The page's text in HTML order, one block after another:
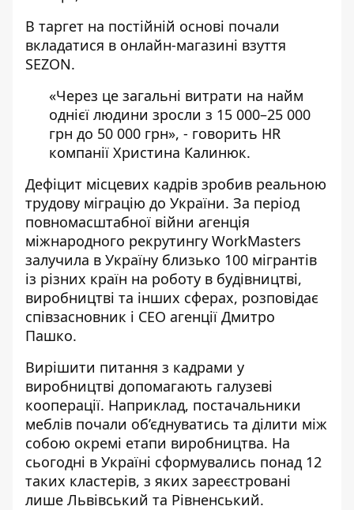
В таргет на постійній основі почали
вкладатися в онлайн-магазині взуття
SEZON.
«Через це загальні витрати на найм
однієї людини зросли з 15 000–25 000
грн до 50 000 грн», - говорить HR
компанії Христина Калинюк.
Дефіцит місцевих кадрів зробив реальною
трудову міграцію до України. За період
повномасштабної війни агенція
міжнародного рекрутингу WorkMasters
залучила в Україну близько 100 мігрантів
із різних країн на роботу в будівництві,
виробництві та інших сферах, розповідає
співзасновник і СЕО агенції Дмитро
Пашко.
Вирішити питання з кадрами у
виробництві допомагають галузеві
кооперації. Наприклад, постачальники
меблів почали об’єднуватись та ділити між
собою окремі етапи виробництва. На
сьогодні в Україні сформувались понад 12
таких кластерів, з яких зареєстровані
лише Львівський та Рівненський.